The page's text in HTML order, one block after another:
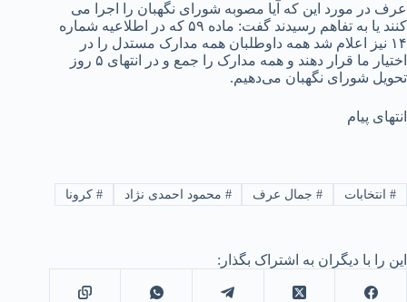
عرف در مورد این‌ که آیا مصوبه شورای نگهبان را اجرا می
کنند یا به تفاهم رسیدند گفت: ماده ۵۹ که در اطلاعیه شماره
۱۴ نیز اعلام شد همه داوطلبان همه مدارک مستدل را در
اختیار ما قرار دهند و همه مدارک را جمع و در انتهای ۵ روز
تحویل شورای نگهبان می‌دهیم.
انتهای پیام
#انتخابات #جمال عرف # محمود احمدی نژاد # کرونا
این را با دیگران به اشتراک بگذار: